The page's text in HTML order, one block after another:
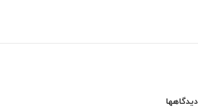
دیدگاهها